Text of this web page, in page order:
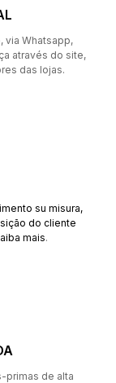
via Whatsapp,
através do site,
das lojas.
su misura,
do cliente
mais.
primas de alta